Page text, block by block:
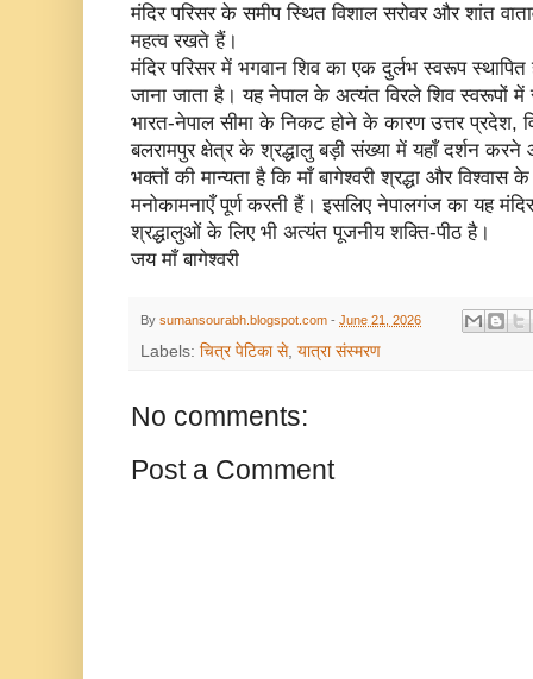
मंदिर परिसर के समीप स्थित विशाल सरोवर और शांत
महत्व रखते हैं।
मंदिर परिसर में भगवान शिव का एक दुर्लभ स्वरूप
जाना जाता है। यह नेपाल के अत्यंत विरले शिव स्वरूपों
भारत-नेपाल सीमा के निकट होने के कारण उत्तर प्रदेश,
बलरामपुर क्षेत्र के श्रद्धालु बड़ी संख्या में यहाँ दर्शन
भक्तों की मान्यता है कि माँ बागेश्वरी श्रद्धा और विश्वास
मनोकामनाएँ पूर्ण करती हैं। इसलिए नेपालगंज का यह
श्रद्धालुओं के लिए भी अत्यंत पूजनीय शक्ति-पीठ है।
जय माँ बागेश्वरी
By sumansourabh.blogspot.com - June 21, 2026
Labels: चित्र पेटिका से, यात्रा संस्मरण
No comments:
Post a Comment